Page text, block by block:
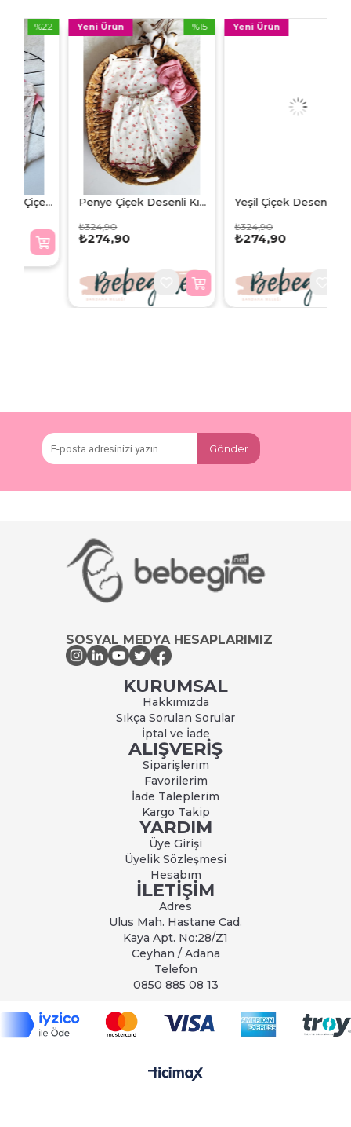
Pembe Renkli Çıtır Çiçekli Fitilli Kız Bebek Alt Üst Takım
İndirim
%22İndirim
Penye Çiçek Desenli Kız Bebek Alt Üst Crop Takım
₺274,90
₺324,90
%15
İndirim
%15İndirim
Yeni Ürün
Yeşil Çiçek Desenli Kız Bebek Alt Üst Crop Takım
₺274,90
₺324,90
Yeni Ürün
Gönder
SOSYAL MEDYA HESAPLARIMIZ
KURUMSAL
Hakkımızda
Sıkça Sorulan Sorular
İptal ve İade
ALIŞVERİŞ
Siparişlerim
Favorilerim
İade Taleplerim
Kargo Takip
YARDIM
Üye Girişi
Üyelik Sözleşmesi
Hesabım
İLETİŞİM
Adres
Ulus Mah. Hastane Cad.
Kaya Apt. No:28/Z1
Ceyhan / Adana
Telefon
0850 885 08 13